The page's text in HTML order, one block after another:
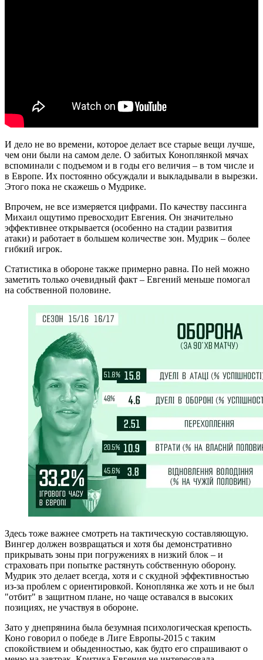
И дело не во времени, которое делает все старые вещи лучше,
чем они были на самом деле. О забитых Коноплянкой мячах
вспоминали с подъемом и в годы его величия – в том числе и
в Европе. Их постоянно обсуждали и выкладывали в вырезки.
Этого пока не скажешь о Мудрике.
Впрочем, не все измеряется цифрами. По качеству пассинга
Михаил ощутимо превосходит Евгения. Он значительно
эффективнее открывается (особенно на стадии развития
атаки) и работает в большем количестве зон. Мудрик – более
гибкий игрок.
Статистика в обороне также примерно равна. По ней можно
заметить только очевидный факт – Евгений меньше помогал
на собственной половине.
Здесь тоже важнее смотреть на тактическую составляющую.
Вингер должен возвращаться и хотя бы демонстративно
прикрывать зоны при погружениях в низкий блок – и
страховать при попытке растянуть собственную оборону.
Мудрик это делает всегда, хотя и с скудной эффективностью
из-за проблем с ориентировкой. Коноплянка же хоть и не был
"отбит" в защитном плане, но чаще оставался в высоких
позициях, не участвуя в обороне.
Зато у днепрянина была безумная психологическая крепость.
Коно говорил о победе в Лиге Европы-2015 с таким
спокойствием и обыденностью, как будто его спрашивают о